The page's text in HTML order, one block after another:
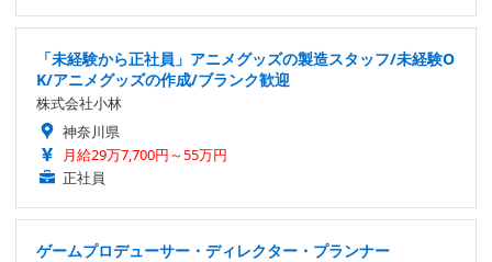
「未経験から正社員」アニメグッズの製造スタッフ/未経験O
K/アニメグッズの作成/ブランク歓迎
株式会社小林
神奈川県
月給29万7,700円～55万円
正社員
ゲームプロデューサー・ディレクター・プランナー